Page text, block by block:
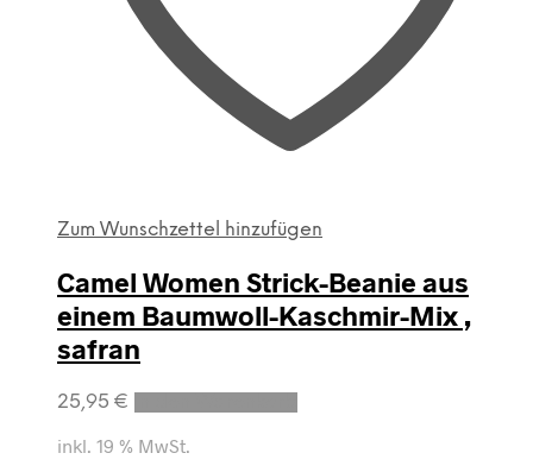
Zum Wunschzettel hinzufügen
Camel Women Strick-Beanie aus
einem Baumwoll-Kaschmir-Mix ,
safran
25,95 €
inkl. 19 % MwSt.